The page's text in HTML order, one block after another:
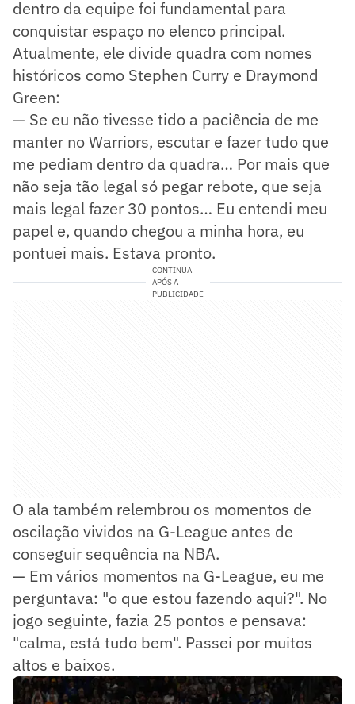
dentro da equipe foi fundamental para
conquistar espaço no elenco principal.
Atualmente, ele divide quadra com nomes
históricos como Stephen Curry e Draymond
Green:
— Se eu não tivesse tido a paciência de me
manter no Warriors, escutar e fazer tudo que
me pediam dentro da quadra… Por mais que
não seja tão legal só pegar rebote, que seja
mais legal fazer 30 pontos… Eu entendi meu
papel e, quando chegou a minha hora, eu
pontuei mais. Estava pronto.
CONTINUA
APÓS A
PUBLICIDADE
O ala também relembrou os momentos de
oscilação vividos na G-League antes de
conseguir sequência na NBA.
— Em vários momentos na G-League, eu me
perguntava: "o que estou fazendo aqui?". No
jogo seguinte, fazia 25 pontos e pensava:
"calma, está tudo bem". Passei por muitos
altos e baixos.